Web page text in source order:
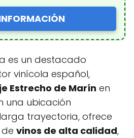
es un destacado
vinícola español,
Estrecho de Marín en
una ubicación
trayectoria, ofrece
vinos de alta calidad,